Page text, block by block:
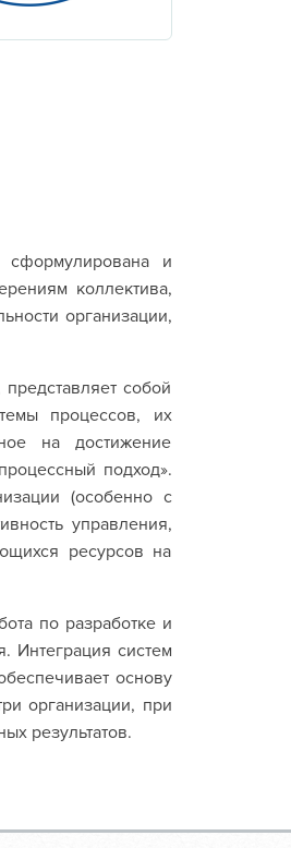
и
коллектива,
организации,
собой
процессов, их
на достижение
подход».
(особенно с
управления,
ресурсов на
по разработке и
Интеграция систем
основу
организации, при
результатов.